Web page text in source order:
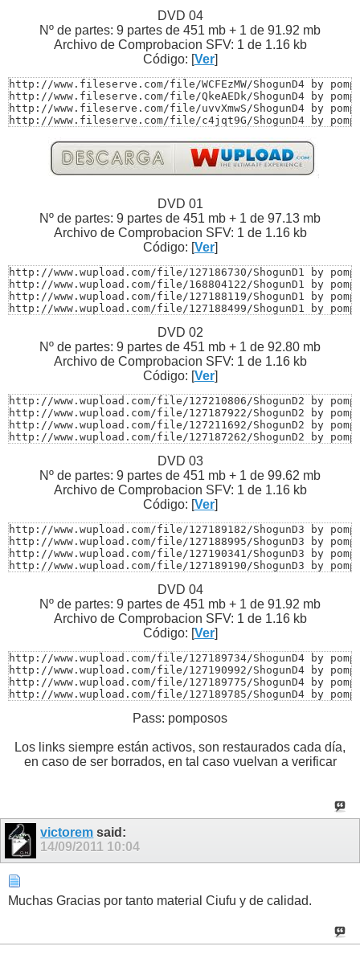
http://www.fileserve.com/file/U8jFdBF/ShogunD3 by
http://www.fileserve.com/file/P8qWeTR/ShogunD3 by
http://www.fileserve.com/file/Y5tRdCK/ShogunD3 by
http://www.fileserve.com/file/HHqZ54Y/ShogunD3 by
http://www.fileserve.com/file/C2ECgD5/ShogunD3 by
http://www.fileserve.com/file/4QmHBYe/ShogunD3 by
DVD 04
Nº de partes: 9 partes de 451 mb + 1 de 91.92 mb
Archivo de Comprobacion SFV: 1 de 1.16 kb
Código: [Ver]
http://www.fileserve.com/file/WCFEzMW/ShogunD4 by
http://www.fileserve.com/file/QkeAEDk/ShogunD4 by
http://www.fileserve.com/file/uvvXmwS/ShogunD4 by
http://www.fileserve.com/file/c4jqt9G/ShogunD4 by
http://www.fileserve.com/file/ryTpbwQ/ShogunD4 by
http://www.fileserve.com/file/9fA6XzX/ShogunD4 by
http://www.fileserve.com/file/CB78BQX/ShogunD4 by
http://www.fileserve.com/file/kCtdD7w/ShogunD4 by
http://www.fileserve.com/file/2w5guQq/ShogunD4 by
DVD 01
Nº de partes: 9 partes de 451 mb + 1 de 97.13 mb
Archivo de Comprobacion SFV: 1 de 1.16 kb
Código: [Ver]
http://www.wupload.com/file/127186730/ShogunD1 by
http://www.wupload.com/file/168804122/ShogunD1 by
http://www.wupload.com/file/127188119/ShogunD1 by
http://www.wupload.com/file/127188499/ShogunD1 by
http://www.wupload.com/file/127188358/ShogunD1 by
http://www.wupload.com/file/127188374/ShogunD1 by
http://www.wupload.com/file/127187984/ShogunD1 by
http://www.wupload.com/file/127187260/ShogunD1 by
http://www.wupload.com/file/127187053/ShogunD1 by
http://www.wupload.com/file/127186871/ShogunD1 by
DVD 02
Nº de partes: 9 partes de 451 mb + 1 de 92.80 mb
Archivo de Comprobacion SFV: 1 de 1.16 kb
Código: [Ver]
http://www.wupload.com/file/127210806/ShogunD2 by
http://www.wupload.com/file/127187922/ShogunD2 by
http://www.wupload.com/file/127211692/ShogunD2 by
http://www.wupload.com/file/127187262/ShogunD2 by
http://www.wupload.com/file/127189740/ShogunD2 by
http://www.wupload.com/file/127187918/ShogunD2 by
http://www.wupload.com/file/127187257/ShogunD2 by
http://www.wupload.com/file/127187250/ShogunD2 by
http://www.wupload.com/file/127187238/ShogunD2 by
http://www.wupload.com/file/127187201/ShogunD2 by
DVD 03
Nº de partes: 9 partes de 451 mb + 1 de 99.62 mb
Archivo de Comprobacion SFV: 1 de 1.16 kb
Código: [Ver]
http://www.wupload.com/file/127189182/ShogunD3 by
http://www.wupload.com/file/127188995/ShogunD3 by
http://www.wupload.com/file/127190341/ShogunD3 by
http://www.wupload.com/file/127189190/ShogunD3 by
http://www.wupload.com/file/127213585/ShogunD3 by
http://www.wupload.com/file/127190344/ShogunD3 by
http://www.wupload.com/file/127189729/ShogunD3 by
http://www.wupload.com/file/127189187/ShogunD3 by
http://www.wupload.com/file/127188364/ShogunD3 by
http://www.wupload.com/file/127188167/ShogunD3 by
DVD 04
Nº de partes: 9 partes de 451 mb + 1 de 91.92 mb
Archivo de Comprobacion SFV: 1 de 1.16 kb
Código: [Ver]
http://www.wupload.com/file/127189734/ShogunD4 by
http://www.wupload.com/file/127190992/ShogunD4 by
http://www.wupload.com/file/127189775/ShogunD4 by
http://www.wupload.com/file/127189785/ShogunD4 by
http://www.wupload.com/file/127189780/ShogunD4 by
http://www.wupload.com/file/127188859/ShogunD4 by
http://www.wupload.com/file/127189784/ShogunD4 by
http://www.wupload.com/file/127188854/ShogunD4 by
Pass: pomposos
Los links siempre están activos, son restaurados cada día,
en caso de ser borrados, en tal caso vuelvan a verificar
victorem said:
14/09/2011 10:04
Muchas Gracias por tanto material Ciufu y de calidad.